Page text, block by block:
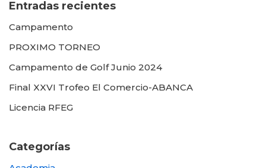
Entradas recientes
Campamento
PROXIMO TORNEO
Campamento de Golf Junio 2024
Final XXVI Trofeo El Comercio-ABANCA
Licencia RFEG
Categorías